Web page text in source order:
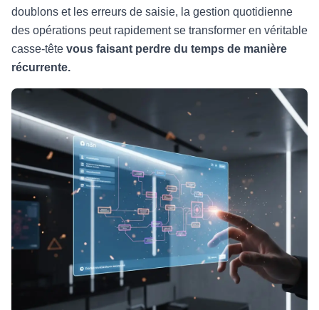
doublons et les erreurs de saisie, la gestion quotidienne
des opérations peut rapidement se transformer en véritable
casse-tête vous faisant perdre du temps de manière
récurrente.